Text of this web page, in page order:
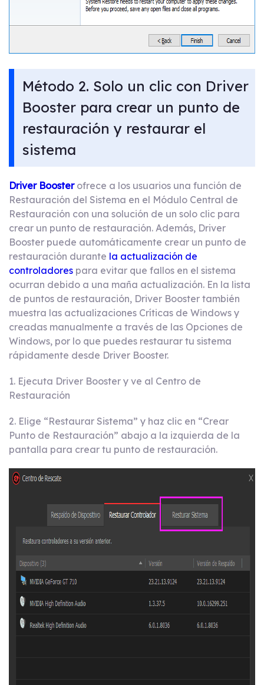
Método 2. Solo un clic con Driver
Booster para crear un punto de
restauración y restaurar el
sistema
Driver Boosterofrece a los usuarios una función de
Restauración del Sistema en el Módulo Central de
Restauración con una solución de un solo clic para
crear un punto de restauración. Además, Driver
Booster puede automáticamente crear un punto de
restauración durante la actualización de
controladores para evitar que fallos en el sistema
ocurran debido a una maña actualización. En la lista
de puntos de restauración, Driver Booster también
muestra las actualizaciones Críticas de Windows y
creadas manualmente a través de las Opciones de
Windows, por lo que puedes restaurar tu sistema
rápidamente desde Driver Booster.
1. Ejecuta Driver Booster y ve al Centro de
Restauración
2. Elige “Restaurar Sistema” y haz clic en “Crear
Punto de Restauración” abajo a la izquierda de la
pantalla para crear tu punto de restauración.